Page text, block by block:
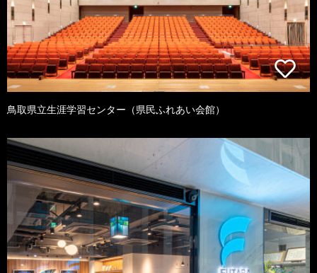
鳥取県立生涯学習センター（県民ふれあい会館）